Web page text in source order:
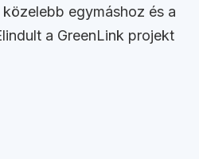
egymáshoz és a
a GreenLink projekt